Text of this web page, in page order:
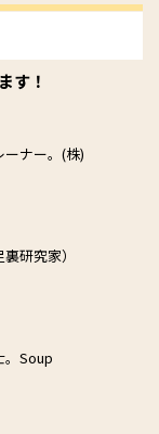
す！
ナー。(株)
研究家）
。Soup